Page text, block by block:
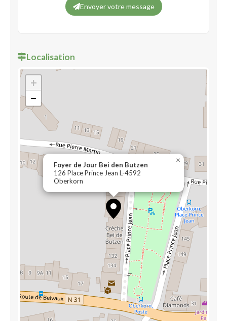
Envoyer votre message
Localisation
Foyer de Jour Bei den Butzen
126 Place Prince Jean L-4592
Oberkorn
×
+
−